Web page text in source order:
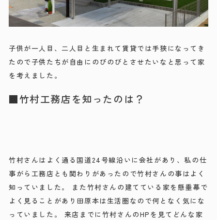
プライバシーポリシー
子供が一人目、二人目と生まれて賃貸では手狭になってき
たので子供たちが自由にのびのびとさせたいなと思って家
を考えました。
■竹村工務店を知ったのは？
竹村さんはよく通る国道24号線沿いに会社があり、私の仕
事がら工務店とも関わりがあったので竹村さんの事はよく
知っていました。 また竹村さんの建てている家を懸垂幕で
よく見ることがあり田原本は生活圏なので何となく気にな
っていました。 来店までに竹村さんのHPを見てどんな家